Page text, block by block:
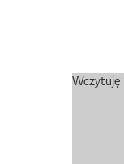
Wczytuję